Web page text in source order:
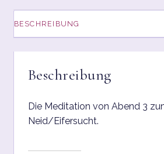
WIDERRUFSBELEHRUNG
BESCHREIBUNG
Beschreibung
Die Meditation von Abend 3
Neid/Eifersucht.